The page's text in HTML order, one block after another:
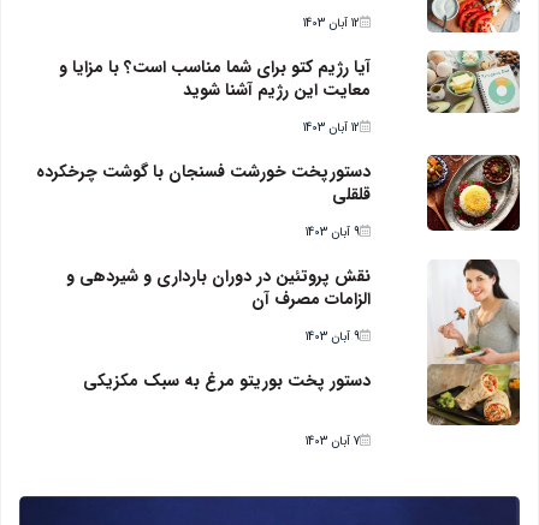
12 آبان 1403
آیا رژیم کتو برای شما مناسب است؟ با مزایا و
معایت این رژیم آشنا شوید
12 آبان 1403
دستورپخت خورشت فسنجان با گوشت چرخکرده
قلقلی
9 آبان 1403
نقش پروتئین در دوران بارداری و شیردهی و
الزامات مصرف آن
9 آبان 1403
دستور پخت بوریتو مرغ به سبک مکزیکی
7 آبان 1403